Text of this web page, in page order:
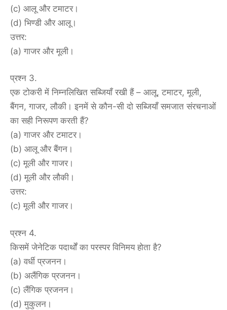
(c) आलू और टमाटर।
(d) भिण्डी और आलू।
उत्तर:
(a) गाजर और मूली।
प्रश्न 3.
एक टोकरी में निम्नलिखित सब्जियाँ रखी हैं – आलू, टमाटर, मूली,
बैंगन, गाजर, लौकी। इनमें से कौन-सी दो सब्जियाँ समजात संरचनाओं
का सही निरूपण करती हैं?
(a) गाजर और टमाटर।
(b) आलू और बैंगन।
(c) मूली और गाजर।
(d) मूली और लौकी।
उत्तर:
(c) मूली और गाजर।
प्रश्न 4.
किसमें जेनेटिक पदार्थों का परस्पर विनिमय होता है?
(a) वर्धी प्रजनन।
(b) अलैंगिक प्रजनन।
(c) लैंगिक प्रजनन।
(d) मुकुलन।